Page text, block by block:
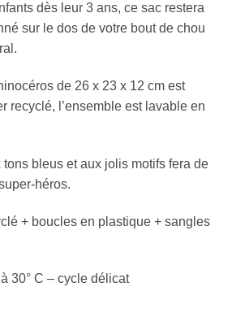
dès leur 3 ans, ce sac restera
sur le dos de votre bout de chou
de 26 x 23 x 12 cm est
recyclé, l’ensemble est lavable en
bleus et aux jolis motifs fera de
héros.
+ boucles en plastique + sangles
30° C – cycle délicat